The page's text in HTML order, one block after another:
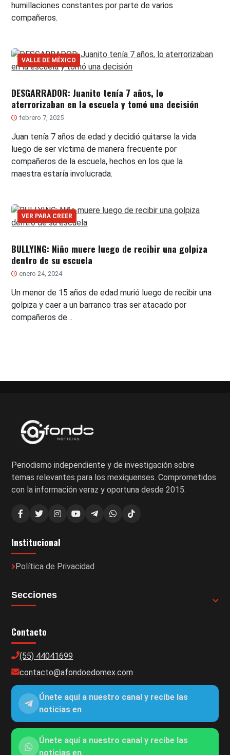
humillaciones constantes por parte de varios
compañeros.
VALLE DE MÉXICO
DESGARRADOR: Juanito tenía 7 años, lo
aterrorizaban en la escuela y tomó una decisión
febrero 7, 2025
Juan tenía 7 años de edad y decidió quitarse la vida
luego de ser víctima de manera frecuente por
compañeros de la escuela, hechos en los que la
maestra estaría involucrada.
VER PARA CREER
BULLYING: Niño muere luego de recibir una golpiza
dentro de su escuela
enero 24, 2024
Un menor de 15 años de edad murió luego de recibir una
golpiza y caer a un barranco tras ser atacado por
compañeros de…
Periodismo independiente y de investigación sobre
temas relevantes para los mexiquenses. Comprometidos
con la información veraz y oportuna desde 2015.
Institucional
Política de Privacidad
Secciones
Contacto
(55) 44041699
contacto@afondoedomex.com
Únete aquí a nuestro canal y recibe las
noticias en
Únete aquí a nuestro canal y recibe las
noticias en